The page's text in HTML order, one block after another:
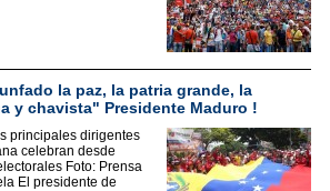
la paz, la patria grande, la
y chavista" Presidente Maduro !
principales dirigentes
celebran desde
Foto: Prensa
El presidente de